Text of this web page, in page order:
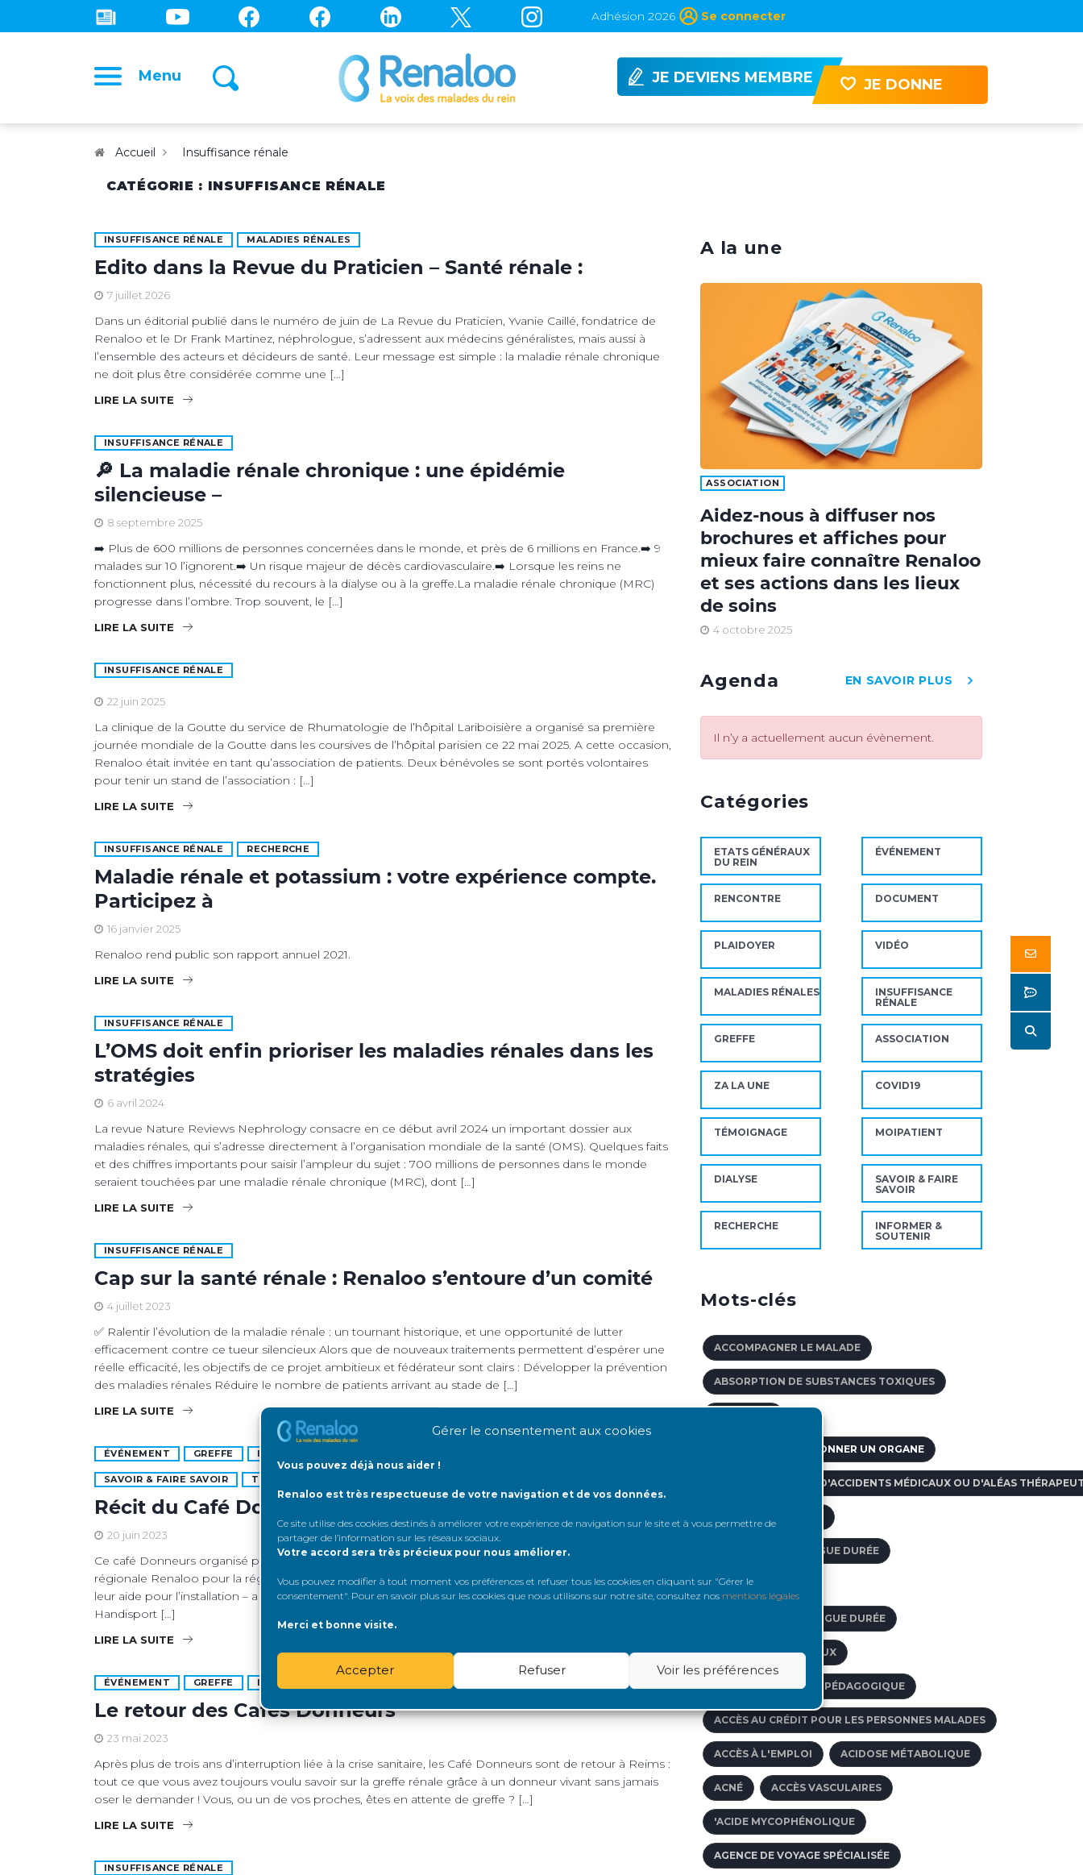
Gérer le consentement aux cookies
Vous pouvez déjà nous aider !
Renaloo est très respectueuse de votre navigation et de vos données.
Ce site utilise des cookies destinés à améliorer votre expérience de navigation sur le site et à vous permettre de
partager de l’information sur les réseaux sociaux
Votre accord sera très précieux pour nous améliorer.
Vous pouvez modifier à tout moment vos préférences et refuser tous les cookies en cliquant sur "Gérer le
consentement". Pour en savoir plus sur les cookies que nous utilisons sur notre site, consultez nos mentions légales
Merci et bonne visite.
Accepter Refuser Voir les préférences
Adhésion 2026 Se connecter
Menu JE DEVIENS MEMBRE JE DONNE
Accueil Insuffisance rénale
CATÉGORIE : INSUFFISANCE RÉNALE
INSUFFISANCE RÉNALE MALADIES RÉNALES
Edito dans la Revue du Praticien – Santé rénale :
7 juillet 2026
Dans un éditorial publié dans le numéro de juin de La Revue du Praticien, Yvanie Caillé, fondatrice de
Renaloo et le Dr Frank Martinez, néphrologue, s’adressent aux médecins généralistes, mais aussi à
l’ensemble des acteurs et décideurs de santé. Leur message est simple : la maladie rénale chronique
ne doit plus être considérée comme une […]
LIRE LA SUITE
INSUFFISANCE RÉNALE
🔎 La maladie rénale chronique : une épidémie
silencieuse –
8 septembre 2025
➡️ Plus de 600 millions de personnes concernées dans le monde, et près de 6 millions en France.➡️ 9
malades sur 10 l’ignorent.➡️ Un risque majeur de décès cardiovasculaire.➡️ Lorsque les reins ne
fonctionnent plus, nécessité du recours à la dialyse ou à la greffe.La maladie rénale chronique (MRC)
progresse dans l’ombre. Trop souvent, le […]
LIRE LA SUITE
INSUFFISANCE RÉNALE
22 juin 2025
La clinique de la Goutte du service de Rhumatologie de l’hôpital Lariboisière a organisé sa première
journée mondiale de la Goutte dans les coursives de l’hôpital parisien ce 22 mai 2025. A cette occasion,
Renaloo était invitée en tant qu’association de patients. Deux bénévoles se sont portés volontaires
pour tenir un stand de l’association : […]
LIRE LA SUITE
INSUFFISANCE RÉNALE RECHERCHE
Maladie rénale et potassium : votre expérience compte.
Participez à
16 janvier 2025
Renaloo rend public son rapport annuel 2021.
LIRE LA SUITE
INSUFFISANCE RÉNALE
L’OMS doit enfin prioriser les maladies rénales dans les
stratégies
6 avril 2024
La revue Nature Reviews Nephrology consacre en ce début avril 2024 un important dossier aux
maladies rénales, qui s’adresse directement à l’organisation mondiale de la santé (OMS). Quelques faits
et des chiffres importants pour saisir l’ampleur du sujet : 700 millions de personnes dans le monde
seraient touchées par une maladie rénale chronique (MRC), dont […]
LIRE LA SUITE
INSUFFISANCE RÉNALE
Cap sur la santé rénale : Renaloo s’entoure d’un comité
4 juillet 2023
✅ Ralentir l’évolution de la maladie rénale : un tournant historique, et une opportunité de lutter
efficacement contre ce tueur silencieux Alors que de nouveaux traitements permettent d’espérer une
réelle efficacité, les objectifs de ce projet ambitieux et fédérateur sont clairs : Développer la prévention
des maladies rénales Réduire le nombre de patients arrivant au stade de […]
LIRE LA SUITE
ÉVÉNEMENT GREFFE INFORMER & SOUTENIR
SAVOIR & FAIRE SAVOIR TÉMOIGNAGE
Récit du Café Donneurs de Reims
20 juin 2023
Ce café Donneurs organisé pour la première fois à Reims le 15 juin dernier par Martine Varin, référente
régionale Renaloo pour la région Grand Est – en extérieur dans les locaux de Reims Handisport et avec
leur aide pour l’installation – a sans le moindre doute rempli sa fonction. Un grand merci à Reims
Handisport […]
LIRE LA SUITE
ÉVÉNEMENT GREFFE INFORMER & SOUTENIR INSUFFISANCE RÉNALE
Le retour des Cafés Donneurs
23 mai 2023
Après plus de trois ans d’interruption liée à la crise sanitaire, les Café Donneurs sont de retour à Reims :
tout ce que vous avez toujours voulu savoir sur la greffe rénale grâce à un donneur vivant sans jamais
oser le demander ! Vous, ou un de vos proches, êtes en attente de greffe ? […]
LIRE LA SUITE
INSUFFISANCE RÉNALE
A la une
ASSOCIATION
Aidez-nous à diffuser nos
brochures et affiches pour
mieux faire connaître Renaloo
et ses actions dans les lieux
de soins
4 octobre 2025
Agenda EN SAVOIR PLUS
Il n’y a actuellement aucun évènement.
Catégories
ETATS GÉNÉRAUX
DU REIN
ÉVÉNEMENT
RENCONTRE DOCUMENT
PLAIDOYER VIDÉO
MALADIES RÉNALES
INSUFFISANCE
RÉNALE
GREFFE ASSOCIATION
ZA LA UNE COVID19
TÉMOIGNAGE MOIPATIENT
DIALYSE
SAVOIR & FAIRE
SAVOIR
RECHERCHE
INFORMER &
SOUTENIR
Mots-clés
ACCOMPAGNER LE MALADE
ABSORPTION DE SUBSTANCES TOXIQUES
ÂGE LIMITE POUR DONNER UN ORGANE
AIDE AUX VICTIMES D'ACCIDENTS MÉDICAUX OU D'ALÉAS
AFFECTION DE LONGUE DURÉE
À L'ÉTRANGER
AFFECTIONS DE LONGUE DURÉE
ACTES PARAMÉDICAUX
ACCOMPAGNEMENT PÉDAGOGIQUE
ACCÈS AU CRÉDIT POUR LES PERSONNES MALADES
ACCÈS À L'EMPLOI ACIDOSE MÉTABOLIQUE
ACNÉ ACCÈS VASCULAIRES
'ACIDE MYCOPHÉNOLIQUE
AGENCE DE VOYAGE SPÉCIALISÉE